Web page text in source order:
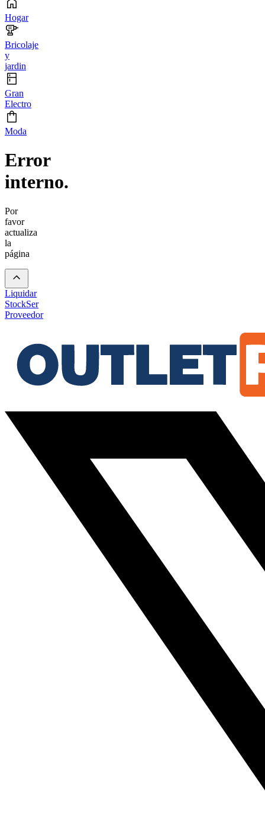
Hogar
Bricolaje
y
jardin
Gran
Electro
Moda
Error
interno.
Por
favor
actualiza
la
página
Liquidar
StockSer
Proveedor